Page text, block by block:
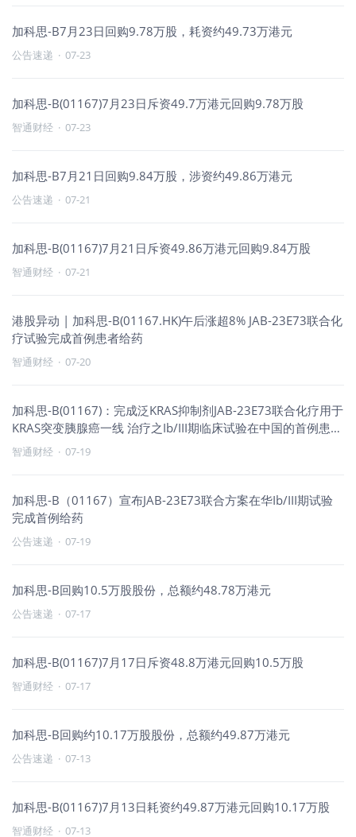
加科思-B7月23日回购9.78万股，耗资约49.73万港元
公告速递 · 07-23
加科思-B(01167)7月23日斥资49.7万港元回购9.78万股
智通财经 · 07-23
加科思-B7月21日回购9.84万股，涉资约49.86万港元
公告速递 · 07-21
加科思-B(01167)7月21日斥资49.86万港元回购9.84万股
智通财经 · 07-21
港股异动 | 加科思-B(01167.HK)午后涨超8% JAB-23E73联合化
疗试验完成首例患者给药
智通财经 · 07-20
加科思-B(01167)：完成泛KRAS抑制剂JAB-23E73联合化疗用于
KRAS突变胰腺癌一线 治疗之Ib/III期临床试验在中国的首例患者
给药
智通财经 · 07-19
加科思-B（01167）宣布JAB-23E73联合方案在华Ib/III期试验
完成首例给药
公告速递 · 07-19
加科思-B回购10.5万股股份，总额约48.78万港元
公告速递 · 07-17
加科思-B(01167)7月17日斥资48.8万港元回购10.5万股
智通财经 · 07-17
加科思-B回购约10.17万股股份，总额约49.87万港元
公告速递 · 07-13
加科思-B(01167)7月13日耗资约49.87万港元回购10.17万股
智通财经 · 07-13